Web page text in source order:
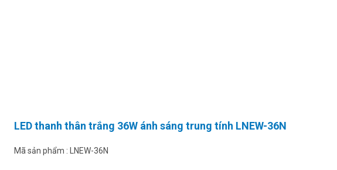
LED thanh thân trắng 36W ánh sáng trung tính LNEW-36N
Mã sản phẩm : LNEW-36N